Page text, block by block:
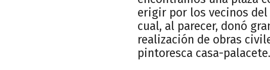
erigir por los vecinos
cual, al parecer, donó
realización de obras
pintoresca casa-palacete.